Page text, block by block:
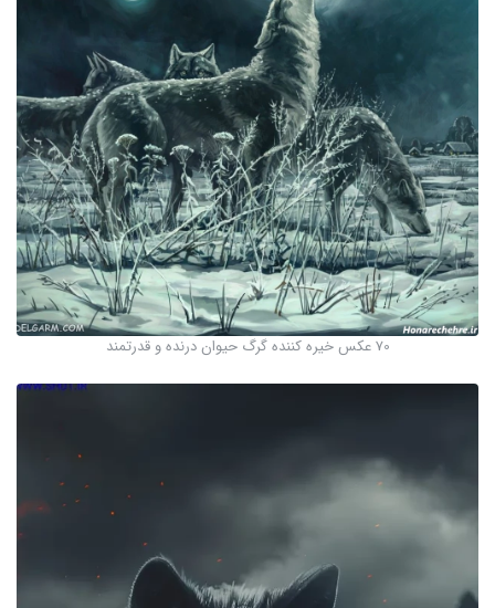
70 عکس خیره کننده گرگ حیوان درنده و قدرتمند